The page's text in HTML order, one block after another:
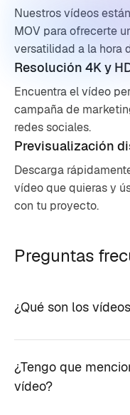
Nuestros vídeos
MOV para ofrecerte
versatilidad a la hora
Resolución 4K y
Encuentra el vídeo
campaña de
redes sociales.
Previsualización
Descarga
vídeo que quieras y
con tu proyecto.
Preguntas
¿Qué son los
¿Tengo que
vídeo?